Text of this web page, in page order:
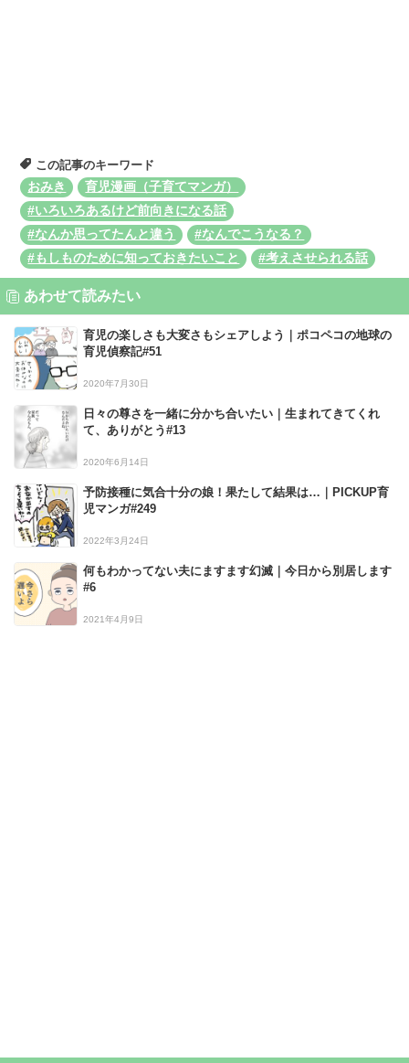
この記事のキーワード
おみき
育児漫画（子育てマンガ）
#いろいろあるけど前向きになる話
#なんか思ってたんと違う
#なんでこうなる？
#もしものために知っておきたいこと
#考えさせられる話
あわせて読みたい
育児の楽しさも大変さもシェアしよう｜ポコペコの地球の
育児偵察記#51
2020年7月30日
日々の尊さを一緒に分かち合いたい｜生まれてきてくれ
て、ありがとう#13
2020年6月14日
予防接種に気合十分の娘！果たして結果は…｜PICKUP育
児マンガ#249
2022年3月24日
何もわかってない夫にますます幻滅｜今日から別居します
#6
2021年4月9日